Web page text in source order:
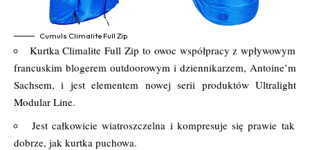
Cumuls Climalite Full Zip
Kurtka Climalite Full Zip to owoc współpracy z wpływowym
francuskim blogerem outdoorowym i dziennikarzem, Antoine’m
Sachsem, i jest elementem nowej serii produktów Ultralight
Modular Line.
Jest całkowicie wiatroszczelna i kompresuje się prawie tak
dobrze, jak kurtka puchowa.